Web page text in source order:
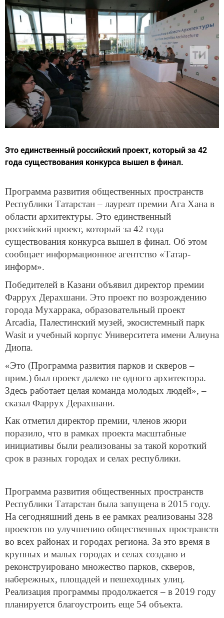
Это единственный российский проект, который за 42
года существования конкурса вышел в финал.
Программа развития общественных пространств
Республики Татарстан – лауреат премии Ага Хана в
области архитектуры. Это единственный
российский проект, который за 42 года
существования конкурса вышел в финал. Об этом
сообщает информационное агентство «Татар-
информ».
Победителей в Казани объявил директор премии
Фаррух Дерахшани. Это проект по возрождению
города Мухаррака, образовательный проект
Arcadia, Палестинский музей, экосистемный парк
Wasit и учебный корпус Университета имени Алиуна
Диопа.
«Это (Программа развития парков и скверов –
прим.) был проект далеко не одного архитектора.
Здесь работает целая команда молодых людей», –
сказал Фаррух Дерахшани.
Как отметил директор премии, членов жюри
поразило, что в рамках проекта масштабные
инициативы были реализованы за такой короткий
срок в разных городах и селах республики.
Программа развития общественных пространств
Республики Татарстан была запущена в 2015 году.
На сегодняшний день в ее рамках реализованы 328
проектов по улучшению общественных пространств
во всех районах и городах региона. За это время в
крупных и малых городах и селах создано и
реконструировано множество парков, скверов,
набережных, площадей и пешеходных улиц.
Реализация программы продолжается – в 2019 году
планируется благоустроить еще 54 объекта.